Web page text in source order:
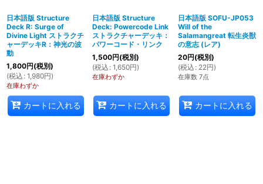
日本語版 Structure
Deck R: Surge of
Divine Light ストラクチ
ャーデッキR：神光の波
動
1,800円(税別)
(税込 : 1,980円)
在庫わずか
カートに入れる
日本語版 Structure
Deck: Powercode Link
ストラクチャーデッキ：
パワーコード・リンク
1,500円(税別)
(税込 : 1,650円)
在庫わずか
カートに入れる
日本語版 SOFU-JP053
Will of the
Salamangreat 転生炎獣
の意志 (レア)
20円(税別)
(税込 : 22円)
在庫数 7点
カートに入れる